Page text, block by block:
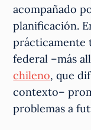
acompañado
planificación.
prácticamente
federal –más
chileno, que
contexto–
problemas a